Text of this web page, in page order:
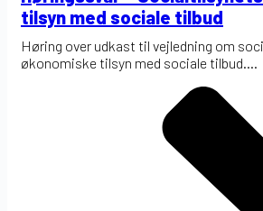
tilsyn med sociale tilbud
Høring over udkast til vejledning om
økonomiske tilsyn med sociale tilbud....